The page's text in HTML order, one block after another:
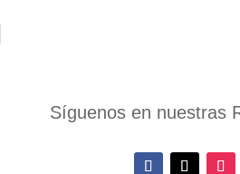
Síguenos en nuestras